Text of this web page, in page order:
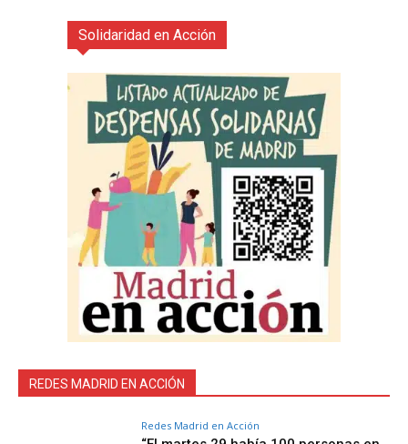
Solidaridad en Acción
REDES MADRID EN ACCIÓN
Redes Madrid en Acción